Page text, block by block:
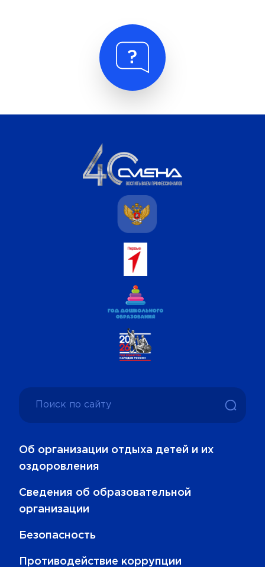
Об организации отдыха детей и их
оздоровления
Сведения об образовательной
организации
Безопасность
Противодействие коррупции